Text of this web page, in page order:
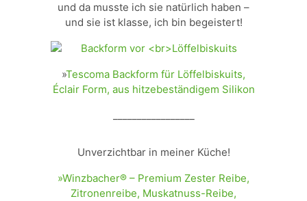
und da musste ich sie natürlich haben –
und sie ist klasse, ich bin begeistert!
»Tescoma Backform für Löffelbiskuits,
Éclair Form, aus hitzebeständigem Silikon
Unverzichtbar in meiner Küche!
»Winzbacher® – Premium Zester Reibe,
Zitronenreibe, Muskatnuss-Reibe,